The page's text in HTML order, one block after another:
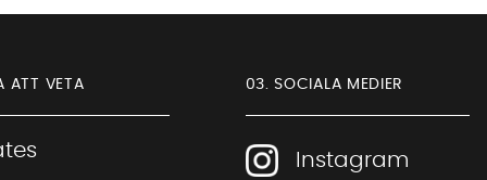
ATT VETA 03. SOCIALA MEDIER
Instagram